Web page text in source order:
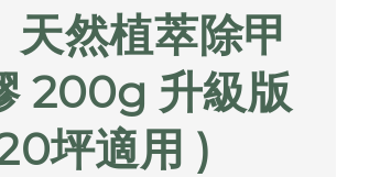
天然植萃除甲
200g 升級版
坪適用 )